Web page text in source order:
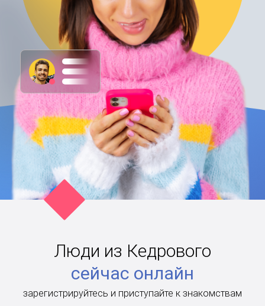
Люди из Кедрового
сейчас онлайн
зарегистрируйтесь и приступайте к знакомствам